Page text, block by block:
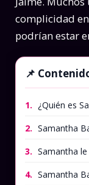
complicidad
podrían estar
1. ¿Quién es
2. Samantha
3. Samantha
4. Samantha